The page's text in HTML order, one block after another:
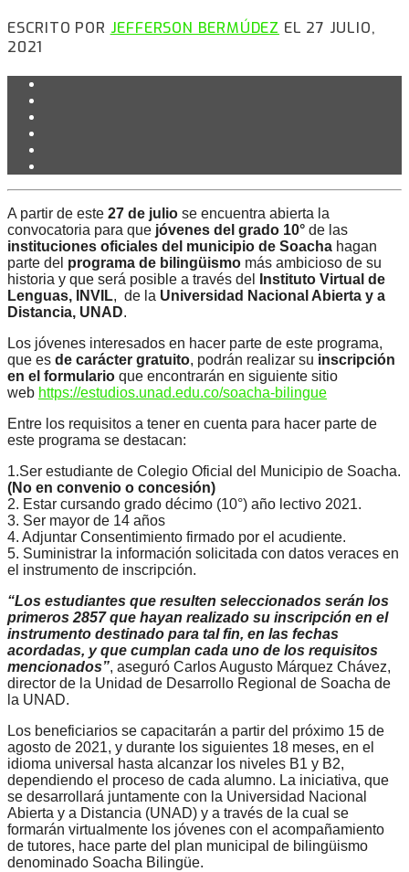
ESCRITO POR JEFFERSON BERMÚDEZ EL 27 JULIO,
2021
A partir de este 27 de julio se encuentra abierta la
convocatoria para que jóvenes del grado 10° de las
instituciones oficiales del municipio de Soacha hagan
parte del programa de bilingüismo más ambicioso de su
historia y que será posible a través del
Instituto Virtual de
Lenguas, INVIL, de la Universidad Nacional Abierta y a
Distancia, UNAD.
Los jóvenes interesados en hacer parte de este programa,
que es de carácter gratuito, podrán realizar su inscripción
en el formulario que encontrarán en siguiente sitio
web https://estudios.unad.edu.co/soacha-bilingue
Entre los requisitos a tener en cuenta para hacer parte de
este programa se destacan:
1.Ser estudiante de Colegio Oficial del Municipio de Soacha.
(No en convenio o concesión)
2. Estar cursando grado décimo (10°) año lectivo 2021.
3. Ser mayor de 14 años
4. Adjuntar Consentimiento firmado por el acudiente.
5. Suministrar la información solicitada con datos veraces en
el instrumento de inscripción.
“Los estudiantes que resulten seleccionados serán los
primeros 2857 que hayan realizado su inscripción en el
instrumento destinado para tal fin, en las fechas
acordadas, y que cumplan cada uno de los requisitos
mencionados”, aseguró Carlos Augusto Márquez Chávez,
director de la Unidad de Desarrollo Regional de Soacha de
la UNAD.
Los beneficiarios se capacitarán a partir del próximo 15 de
agosto de 2021, y durante los siguientes 18 meses, en el
idioma universal hasta alcanzar los niveles B1 y B2,
dependiendo el proceso de cada alumno. La iniciativa, que
se desarrollará juntamente con la Universidad Nacional
Abierta y a Distancia (UNAD) y a través de la cual se
formarán virtualmente los jóvenes con el acompañamiento
de tutores, hace parte del plan municipal de bilingüismo
denominado Soacha Bilingüe.